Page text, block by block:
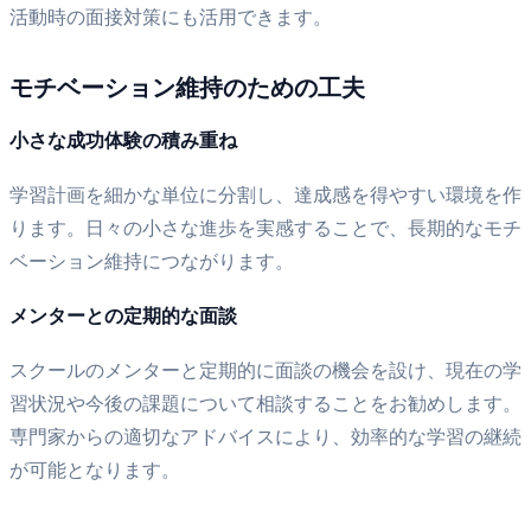
活動時の面接対策にも活用できます。
モチベーション維持のための工夫
小さな成功体験の積み重ね
学習計画を細かな単位に分割し、達成感を得やすい環境を作
ります。日々の小さな進歩を実感することで、長期的なモチ
ベーション維持につながります。
メンターとの定期的な面談
スクールのメンターと定期的に面談の機会を設け、現在の学
習状況や今後の課題について相談することをお勧めします。
専門家からの適切なアドバイスにより、効率的な学習の継続
が可能となります。